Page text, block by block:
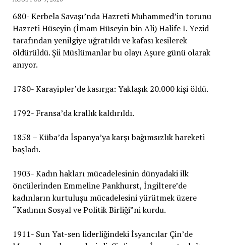
680- Kerbela Savaşı’nda Hazreti Muhammed’in torunu
Hazreti Hüseyin (İmam Hüseyin bin Ali) Halife I. Yezid
tarafından yenilgiye uğratıldı ve kafası kesilerek
öldürüldü. Şii Müslümanlar bu olayı Aşure günü olarak
anıyor.
1780- Karayipler’de kasırga: Yaklaşık 20.000 kişi öldü.
1792- Fransa’da krallık kaldırıldı.
1858 – Küba’da İspanya’ya karşı bağımsızlık hareketi
başladı.
1903- Kadın hakları mücadelesinin dünyadaki ilk
öncülerinden Emmeline Pankhurst, İngiltere’de
kadınların kurtuluşu mücadelesini yürütmek üzere
“Kadının Sosyal ve Politik Birliği”ni kurdu.
1911- Sun Yat-sen liderliğindeki İsyancılar Çin’de